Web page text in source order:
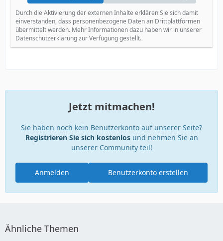
Durch die Aktivierung der externen Inhalte erklären Sie sich damit
einverstanden, dass personenbezogene Daten an Drittplattformen
übermittelt werden. Mehr Informationen dazu haben wir in unserer
Datenschutzerklärung zur Verfügung gestellt.
Jetzt mitmachen!
Sie haben noch kein Benutzerkonto auf unserer Seite?
Registrieren Sie sich kostenlosund nehmen Sie an
unserer Community teil!
Benutzerkonto erstellen
Anmelden
Ähnliche Themen